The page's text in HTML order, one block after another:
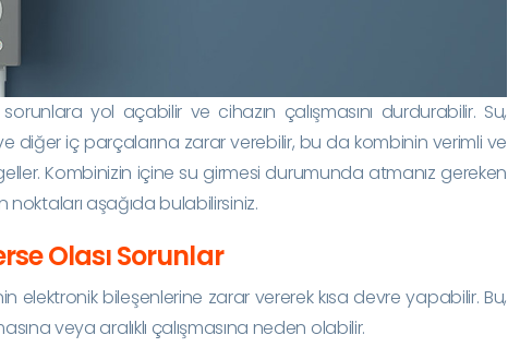
yol açabilir ve cihazın çalışmasını durdurabilir. Su,
diğer iç parçalarına zarar verebilir, bu da kombinin verimli ve
Kombinizin içine su girmesi durumunda atmanız gereken
aşağıda bulabilirsiniz.
Olası Sorunlar
elektronik bileşenlerine zarar vererek kısa devre yapabilir. Bu,
veya aralıklı çalışmasına neden olabilir.